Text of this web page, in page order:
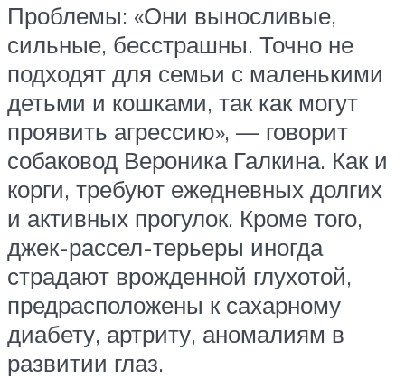
Проблемы: «Они выносливые,
сильные, бесстрашны. Точно не
подходят для семьи с маленькими
детьми и кошками, так как могут
проявить агрессию», — говорит
собаковод Вероника Галкина. Как и
корги, требуют ежедневных долгих
и активных прогулок. Кроме того,
джек-рассел-терьеры иногда
страдают врожденной глухотой,
предрасположены к сахарному
диабету, артриту, аномалиям в
развитии глаз.